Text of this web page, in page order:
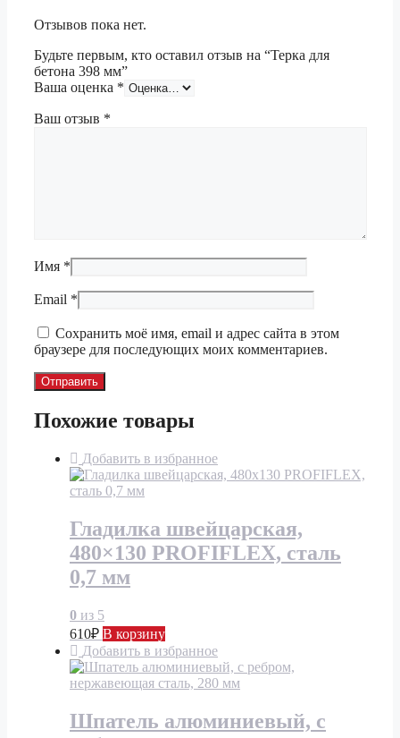
Отзывов пока нет.
Будьте первым, кто оставил отзыв на “Терка для
бетона 398 мм”
Ваша оценка *
Ваш отзыв *
Имя *
Email *
Сохранить моё имя, email и адрес сайта в этом
браузере для последующих моих комментариев.
Похожие товары
Добавить в избранное
Гладилка швейцарская,
480×130 PROFIFLEX, сталь
0,7 мм
0 из 5
610₽ В корзину
Добавить в избранное
Шпатель алюминиевый, с